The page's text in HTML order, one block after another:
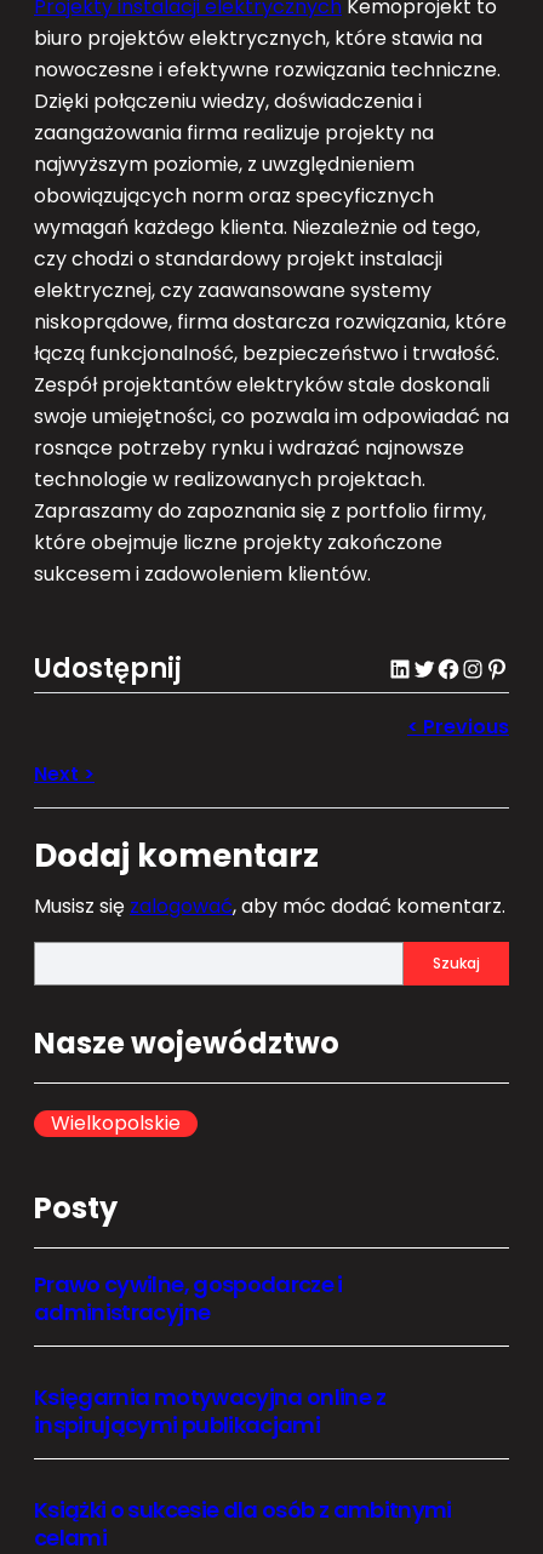
Projekty instalacji elektrycznych Kemoprojekt to
biuro projektów elektrycznych, które stawia na
nowoczesne i efektywne rozwiązania techniczne.
Dzięki połączeniu wiedzy, doświadczenia i
zaangażowania firma realizuje projekty na
najwyższym poziomie, z uwzględnieniem
obowiązujących norm oraz specyficznych
wymagań każdego klienta. Niezależnie od tego,
czy chodzi o standardowy projekt instalacji
elektrycznej, czy zaawansowane systemy
niskoprądowe, firma dostarcza rozwiązania, które
łączą funkcjonalność, bezpieczeństwo i trwałość.
Zespół projektantów elektryków stale doskonali
swoje umiejętności, co pozwala im odpowiadać na
rosnące potrzeby rynku i wdrażać najnowsze
technologie w realizowanych projektach.
Zapraszamy do zapoznania się z portfolio firmy,
które obejmuje liczne projekty zakończone
sukcesem i zadowoleniem klientów.
Udostępnij LinkedIn Twitter Facebook Instagram Pinterest
Dodaj komentarz
Musisz się zalogować, aby móc dodać komentarz.
e
r
c
h
Szukaj
Nasze województwo
Wielkopolskie
Posty
Prawo cywilne, gospodarcze i
administracyjne
Księgarnia motywacyjna online z
inspirującymi publikacjami
Książki o sukcesie dla osób z ambitnymi
celami